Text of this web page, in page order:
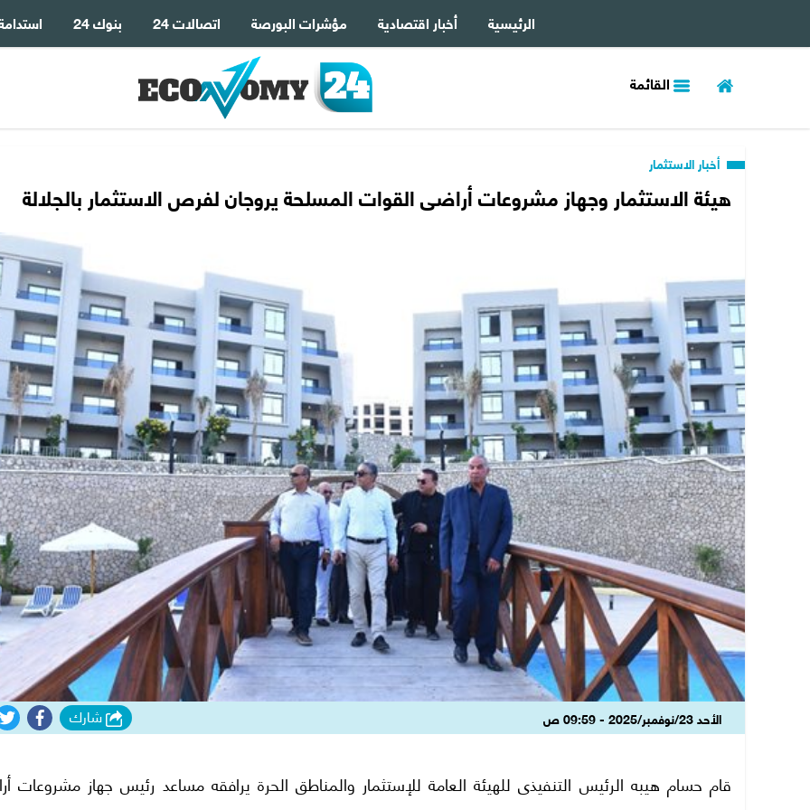
الرئيسية أخبار اقتصادية مؤشرات البورصة اتصالات 24 بنوك 24
القائمة
أخبار الاستثمار
هيئة الاستثمار وجهاز مشروعات أراضى القوات المسلحة يروجان لفرص الاستثمار بالجلالة
الأحد 23/نوفمبر/2025 - 09:59 ص شارك
قام حسام هيبه الرئيس التنفيذى للهيئة العامة للإستثمار والمناطق الحرة يرافقه مساعد رئيس جهاز مشروعات